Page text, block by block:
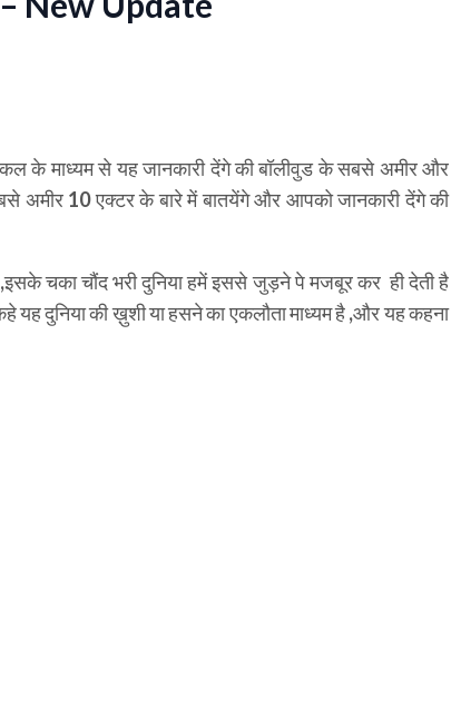
के माध्यम से यह जानकारी देंगे की बॉलीवुड के सबसे अमीर और
अमीर 10 एक्टर के बारे में बातयेंगे और आपको जानकारी देंगे की
चका चौंद भरी दुनिया हमें इससे जुड़ने पे मजबूर कर ही देती है
यह दुनिया की ख़ुशी या हसने का एकलौता माध्यम है ,और यह कहना